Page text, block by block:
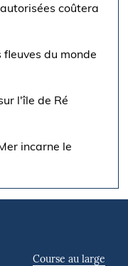
coûtera
du monde
l'île de Ré
incarne le
Course au large